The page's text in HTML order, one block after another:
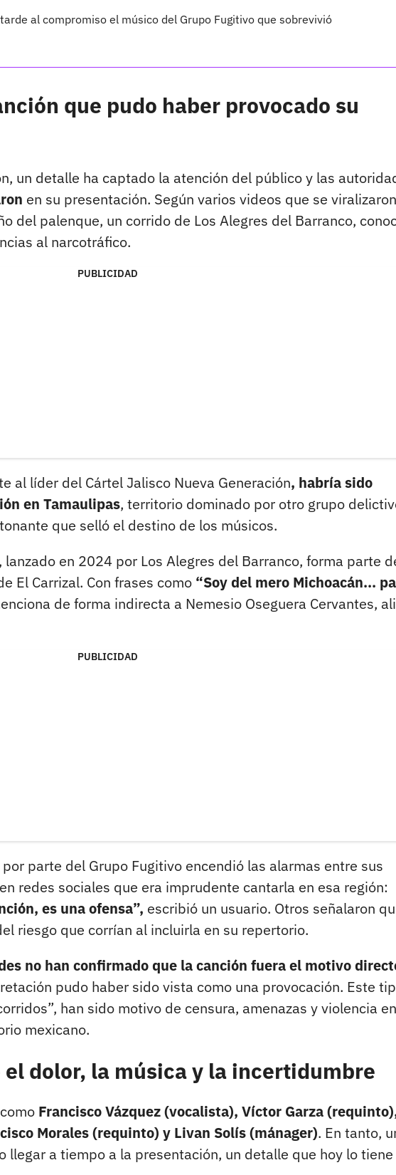
al compromiso el músico del Grupo Fugitivo que sobrevivió
que pudo haber provocado su
un detalle ha captado la atención del público y las
en su presentación. Según varios videos que se
del palenque, un corrido de Los Alegres del Barranco,
al narcotráfico.
PUBLICIDAD
al líder del Cártel Jalisco Nueva Generación, habría sido
en Tamaulipas, territorio dominado por otro grupo
que selló el destino de los músicos.
, lanzado en 2024 por Los Alegres del Barranco, forma parte
El Carrizal. Con frases como “Soy del mero Michoacán...
de forma indirecta a Nemesio Oseguera Cervantes,
PUBLICIDAD
parte del Grupo Fugitivo encendió las alarmas entre sus
redes sociales que era imprudente cantarla en esa región:
es una ofensa”, escribió un usuario. Otros señalaron
riesgo que corrían al incluirla en su repertorio.
no han confirmado que la canción fuera el motivo
pudo haber sido vista como una provocación. Este
han sido motivo de censura, amenazas y violencia en
mexicano.
dolor, la música y la incertidumbre
Francisco Vázquez (vocalista), Víctor Garza
Morales (requinto) y Livan Solís (mánager). En tanto,
llegar a tiempo a la presentación, un detalle que hoy lo